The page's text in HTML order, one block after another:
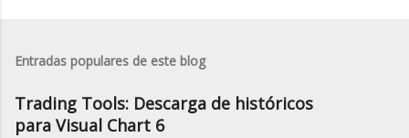
Entradas populares de este blog
Trading Tools: Descarga de históricos
para Visual Chart 6